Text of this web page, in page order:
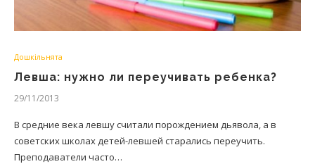
Дошкільнята
Левша: нужно ли переучивать ребенка?
29/11/2013
В средние века левшу считали порождением дьявола, а в
советских школах детей-левшей старались переучить.
Преподаватели часто…